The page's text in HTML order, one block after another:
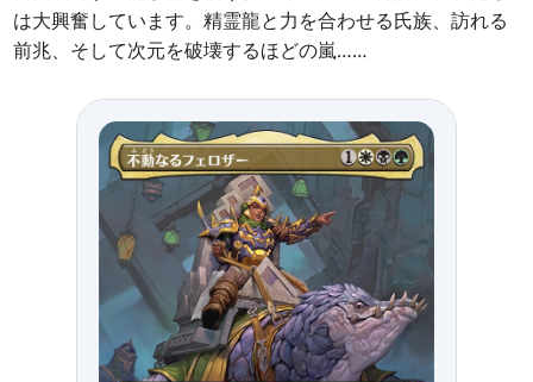
は大興奮しています。精霊龍と力を合わせる氏族、訪れる
前兆、そして次元を破壊するほどの嵐……